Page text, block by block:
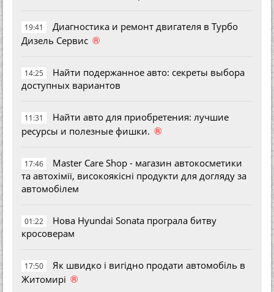
19:41
Диагностика и ремонт двигателя в Турбо
Дизель Сервис ®
14:25
Найти подержанное авто: секреты выбора
доступных вариантов
11:31
Найти авто для приобретения: лучшие
ресурсы и полезные фишки. ®
17:46
Master Care Shop - магазин автокосметики
та автохімії, високоякісні продукти для догляду за
автомобілем
01:22
Нова Hyundai Sonata програла битву
кросоверам
17:50
Як швидко і вигідно продати автомобіль в
Житомирі ®